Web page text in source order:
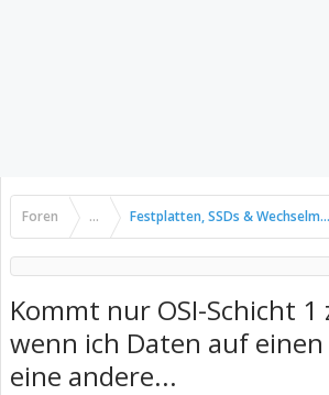
Foren ... Festplatten, SSDs &
Kommt nur OSI-Schicht 1
wenn ich Daten auf einen
eine andere...